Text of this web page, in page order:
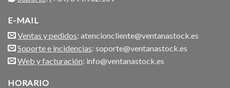
E-MAIL
Ventas y pedidos: atencioncliente@ventanastock.es
Soporte e incidencias: soporte@ventanastock.es
Web y facturación: info@ventanastock.es
HORARIO